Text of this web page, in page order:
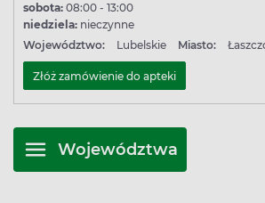
sobota: 08:00 - 13:00
niedziela: nieczynne
Województwo:
Lubelskie Miasto:
Złóż zamówienie do apteki
Województwa